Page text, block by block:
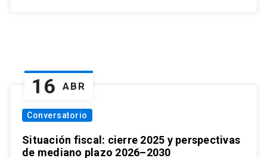
16 ABR
Conversatorio
Situación fiscal: cierre 2025 y perspectivas
de mediano plazo 2026–2030